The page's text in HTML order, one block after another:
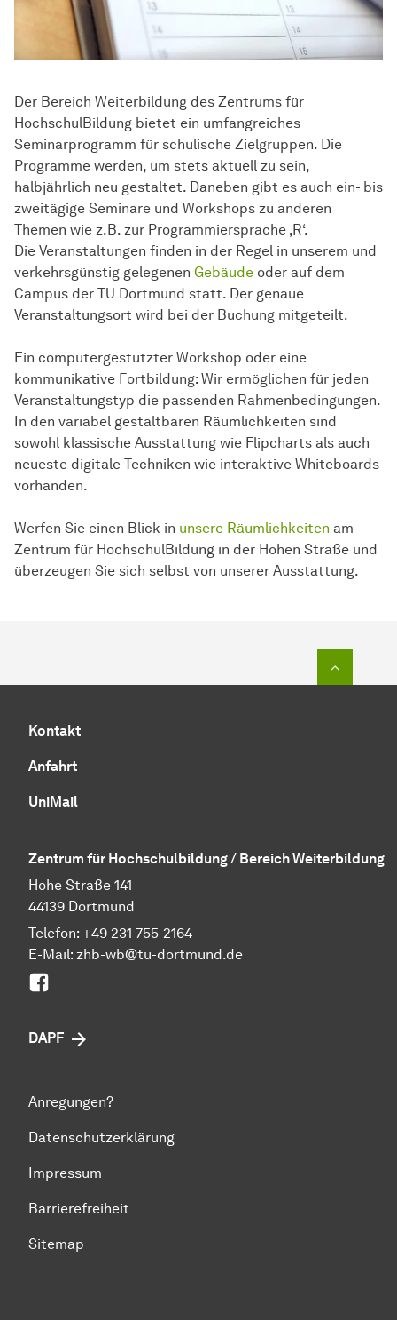
Der Bereich Weiterbildung des Zentrums für
HochschulBildung bietet ein umfangreiches
Seminarprogramm für schulische Zielgruppen. Die
Programme werden, um stets aktuell zu sein,
halbjährlich neu gestaltet. Daneben gibt es auch ein- bis
zweitägige Seminare und Workshops zu anderen
Themen wie z.B. zur Programmiersprache ‚R‘.
Die Veranstaltungen finden in der Regel in unserem und
verkehrsgünstig gelegenen Gebäude oder auf dem
Campus der TU Dortmund statt. Der genaue
Veranstaltungsort wird bei der Buchung mitgeteilt.
Ein computergestützter Workshop oder eine
kommunikative Fortbildung: Wir ermöglichen für jeden
Veranstaltungstyp die passenden Rahmenbedingungen.
In den variabel gestaltbaren Räumlichkeiten sind
sowohl klassische Ausstattung wie Flipcharts als auch
neueste digitale Techniken wie interaktive Whiteboards
vorhanden.
Werfen Sie einen Blick in unsere Räumlichkeiten am
Zentrum für HochschulBildung in der Hohen Straße und
überzeugen Sie sich selbst von unserer Ausstattung.
Kontakt
Anfahrt
UniMail
Zentrum für Hochschulbildung / Bereich Weiterbildung
Hohe Straße 141
44139 Dortmund
Telefon: +49 231 755-2164
E-Mail: zhb-wb@tu-dortmund.de
DAPF
Anregungen?
Datenschutzerklärung
Impressum
Barrierefreiheit
Sitemap